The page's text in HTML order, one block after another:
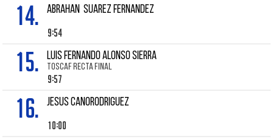
14. ABRAHAN SUAREZ FERNANDEZ
9:54
15. LUIS FERNANDO ALONSO SIERRA
TOSCAF RECTA FINAL
9:57
16. JESUS CANORODRIGUEZ
10:00